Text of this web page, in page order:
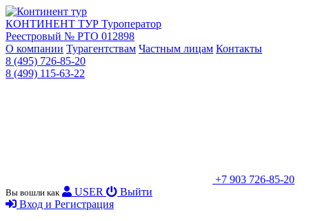
КОНТИНЕНТ ТУР Туроператор
Реестровый № РТО 012898
О компании Турагентствам Частным лицам Контакты
8 (495) 726-85-20
8 (499) 115-63-22
+7 903 726-85-20
Вы вошли как USER
Выйти
Вход и Регистрация